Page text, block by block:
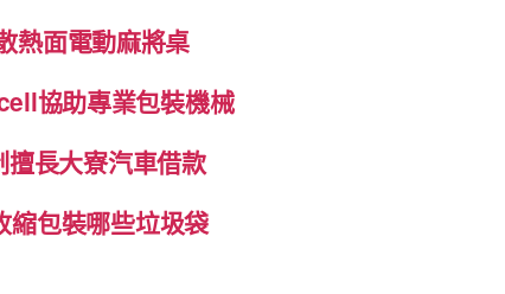
熱面電動麻將桌
協助專業包裝機械
長大寮汽車借款
縮包裝哪些垃圾袋